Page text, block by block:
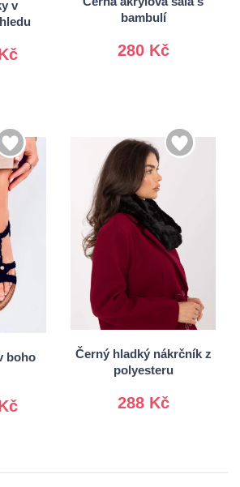
v
bambulí
280 Kč
boho
Černý hladký nákrčník z
polyesteru
288 Kč
Univerzální